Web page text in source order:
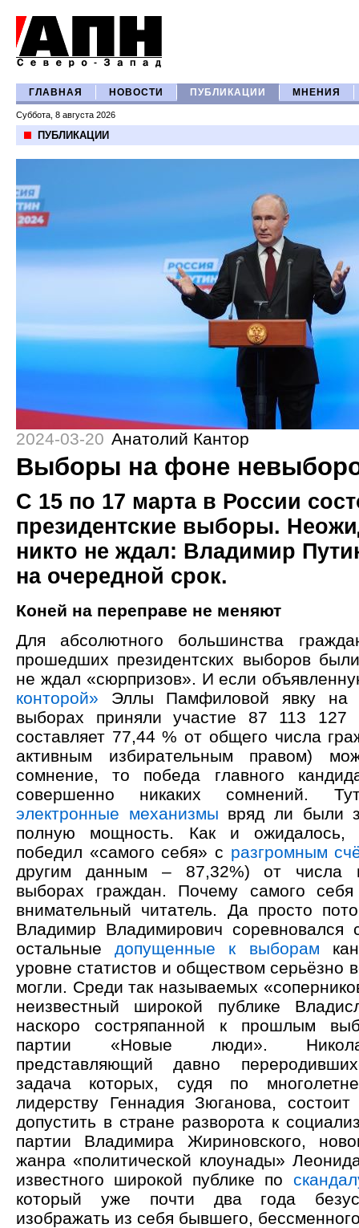
ГЛАВНАЯ НОВОСТИ ПУБЛИКАЦИИ МНЕНИЯ
Суббота, 8 августа 2026
ПУБЛИКАЦИИ
2024-03-20 Анатолий Кантор
Выборы на фоне
С 15 по 17 марта в России
президентские выборы.
никто не ждал: Владимир
на очередной срок.
Коней на переправе не меняют
Для абсолютного большинства
прошедших президентских выборов
не ждал «сюрпризов». И если
конторой» Эллы Памфиловой явку на
выборах приняли участие 87 113 127
составляет 77,44 % от общего числа
активным избирательным правом)
сомнение, то победа главного
совершенно никаких сомнений.
электронные механизмы вряд ли были
полную мощность. Как и ожидалось,
победил «самого себя» с разгромным
другим данным – 87,32%) от числа
выборах граждан. Почему самого
внимательный читатель. Да просто
Владимир Владимирович
остальныедопущенные к выборам
уровне статистов и обществом серьёзно
могли. Среди так называемых
неизвестный широкой публике
наскоро состряпанной к прошлым
партии «Новые люди».
представляющий давно
задача которых, судя по
лидерству Геннадия Зюганова,
допустить в стране разворота к
партии Владимира Жириновского,
жанра «политической клоунады»
известного широкой публике по
который уже почти два года
изображать из себя бывшего,